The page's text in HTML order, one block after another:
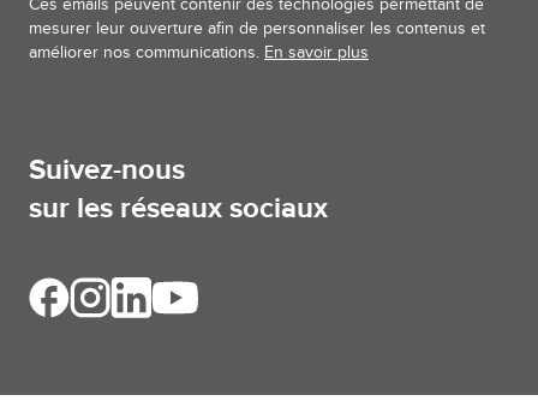
Ces emails peuvent contenir des technologies permettant de
mesurer leur ouverture afin de personnaliser les contenus et
améliorer nos communications. En savoir plus
Suivez-nous
sur les réseaux sociaux